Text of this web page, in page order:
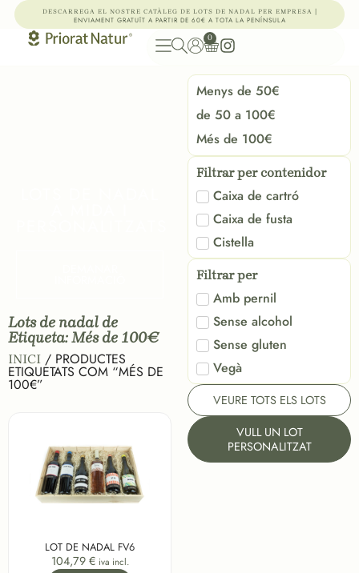
DESCARREGA EL NOSTRE CATÀLEG DE LOTS DE NADAL PER EMPRESA |
ENVIAMENT GRATUÏT A PARTIR DE 60€ A TOTA LA PENÍNSULA
0
Menys de 50€
de 50 a 100€
Més de 100€
Filtrar per contenidor
Caixa de cartró
Caixa de fusta
Cistella
Filtrar per
Amb pernil
Sense alcohol
Sense gluten
Vegà
VEURE TOTS ELS LOTS
VULL UN LOT
PERSONALITZAT
Lots de nadal de
Etiqueta: Més de 100€
INICI / PRODUCTES
ETIQUETATS COM “MÉS DE
100€”
LOT DE NADAL FV6
104,79 € iva incl.